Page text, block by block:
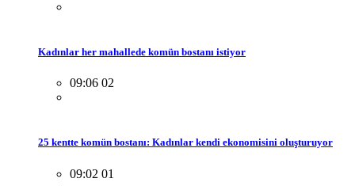
Kadınlar her mahallede komün bostanı istiyor
09:06 02
25 kentte komün bostanı: Kadınlar kendi ekonomisini oluşturuyor
09:02 01